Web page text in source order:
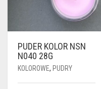
PUDER KOLOR NSN
N040 28G
KOLOROWE, PUDRY